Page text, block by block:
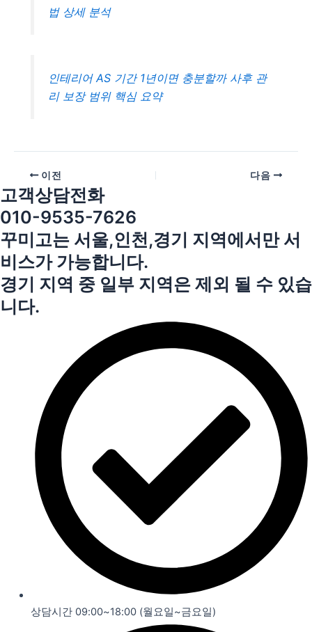
법 상세 분석
인테리어 AS 기간 1년이면 충분할까 사후 관
리 보장 범위 핵심 요약
이전 다음
고객상담전화
010-9535-7626
꾸미고는 서울,인천,경기 지역에서만 서
비스가 가능합니다.
경기 지역 중 일부 지역은 제외 될 수 있습
니다.
상담시간 09:00~18:00 (월요일~금요일)